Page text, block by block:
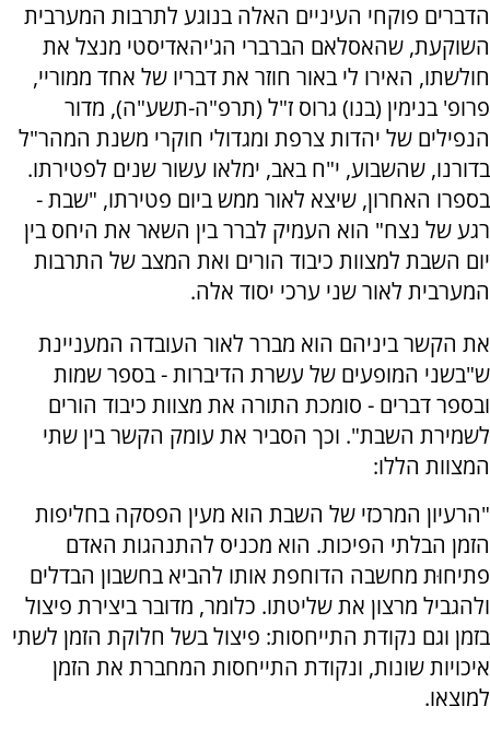
הדברים פוקחי העיניים האלה בנוגע לתרבות המערבית
השוקעת, שהאסלאם הברברי הג'יהאדיסטי מנצל את
חולשתו, האירו לי באור חוזר את דבריו של אחד ממוריי,
פרופ' בנימין (בנו) גרוס ז"ל (תרפ"ה-תשע"ה), מדור
הנפילים של יהדות צרפת ומגדולי חוקרי משנת המהר"ל
בדורנו, שהשבוע, י"ח באב, ימלאו עשור שנים לפטירתו.
בספרו האחרון, שיצא לאור ממש ביום פטירתו, "שבת -
רגע של נצח" הוא העמיק לברר בין השאר את היחס בין
יום השבת למצוות כיבוד הורים ואת המצב של התרבות
המערבית לאור שני ערכי יסוד אלה.
את הקשר ביניהם הוא מברר לאור העובדה המעניינת
ש"בשני המופעים של עשרת הדיברות - בספר שמות
ובספר דברים - סומכת התורה את מצוות כיבוד הורים
לשמירת השבת". וכך הסביר את עומק הקשר בין שתי
המצוות הללו:
"הרעיון המרכזי של השבת הוא מעין הפסקה בחליפות
הזמן הבלתי הפיכות. הוא מכניס להתנהגות האדם
פתיחוּת מחשבה הדוחפת אותו להביא בחשבון הבדלים
ולהגביל מרצון את שליטתו. כלומר, מדובר ביצירת פיצול
בזמן וגם נקודת התייחסות: פיצול בשל חלוקת הזמן לשתי
איכויות שונות, ונקודת התייחסות המחברת את הזמן
למוצאו.